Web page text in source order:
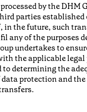
by the DHM
parties established
in the future, such
any of the purposes
undertakes to
the applicable
determining the
protection and